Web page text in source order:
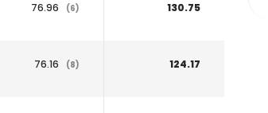
76.96 (6) 130.75
76.16 (8) 124.17